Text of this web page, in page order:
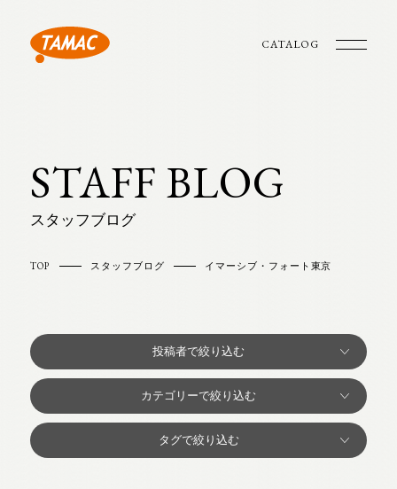
CATALOG
STAFF BLOG
スタッフブログ
TOP スタッフブログ イマーシブ・フォート東京